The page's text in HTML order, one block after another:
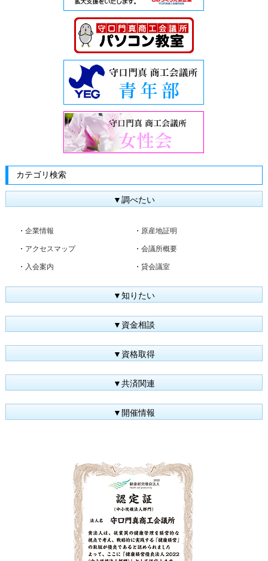
カテゴリ検索
▼調べたい
・企業情報
・ アクセスマップ
・ 入会案内
・ 原産地証明
・ 会議所概要
・ 貸会議室
▼知りたい
▼資金相談
▼資格取得
▼共済関連
▼開催情報